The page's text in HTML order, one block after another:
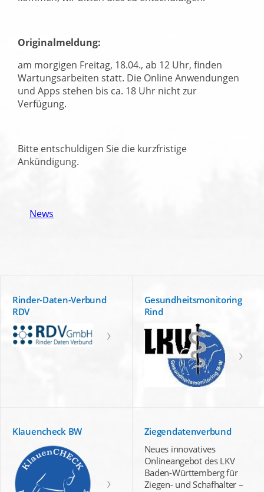
Originalmeldung:
am morgigen Freitag, 18.04., ab 12 Uhr, finden
Wartungsarbeiten statt. Die Online Anwendungen
und Apps stehen bis ca. 18 Uhr nicht zur
Verfügung.
Bitte entschuldigen Sie die kurzfristige
Ankündigung.
News
Rinder-Daten-Verbund
RDV
Gesundheitsmonitoring
Rind
Klauencheck BW
Ziegendatenverbund
Neues innovatives
Onlineangebot des LKV
Baden-Württemberg für
Ziegen- und Schafhalter –